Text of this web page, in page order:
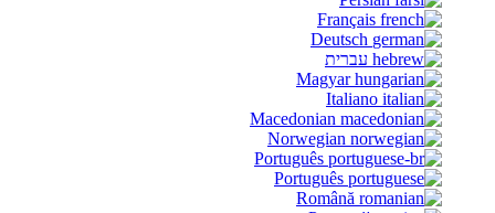
Français
Deutsch
עברית
Magyar
Italiano
Macedonian
Norwegian
Português
Português
Română